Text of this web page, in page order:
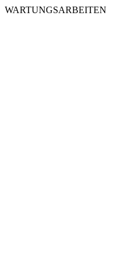
WARTUNGSARBEITEN